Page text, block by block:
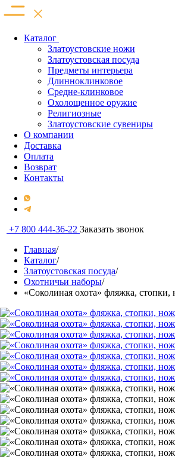
Каталог
Златоустовские ножи
Златоустовская посуда
Предметы интерьера
Длинноклинковое
Средне-клинковое
Охолощенное оружие
Религиозные
Златоустовские сувениры
О компании
Доставка
Оплата
Возврат
Контакты
+7 800 444-36-22 Заказать звонок
Главная/
Каталог/
Златоустовская посуда/
Охотничьи наборы/
«Соколиная охота» фляжка,